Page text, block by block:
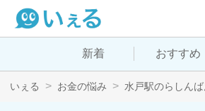
新着 おすすめ
いぇる お金の悩み 水戸駅のらしんば